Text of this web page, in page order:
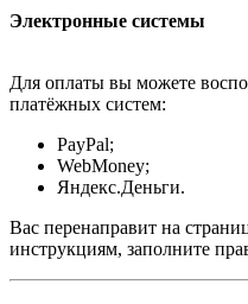
Электронные системы
Для оплаты вы можете
платёжных систем:
PayPal;
WebMoney;
Яндекс.Деньги.
Вас перенаправит на
инструкциям, заполните